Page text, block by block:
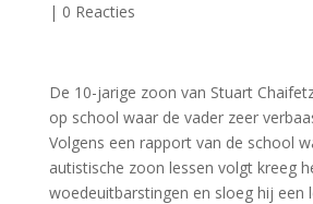
| 0 Reacties
De 10-jarige zoon van Stuart
op school waar de vader zeer
Volgens een rapport van de school
autistische zoon lessen volgt kreeg
woedeuitbarstingen en sloeg hij een